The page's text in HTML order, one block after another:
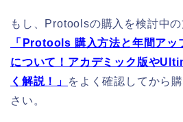
もし、Protoolsの購入を検討中
「Protools 購入方法と年間ア
について！アカデミック版や
く解説！」
をよく確認してから
さい。